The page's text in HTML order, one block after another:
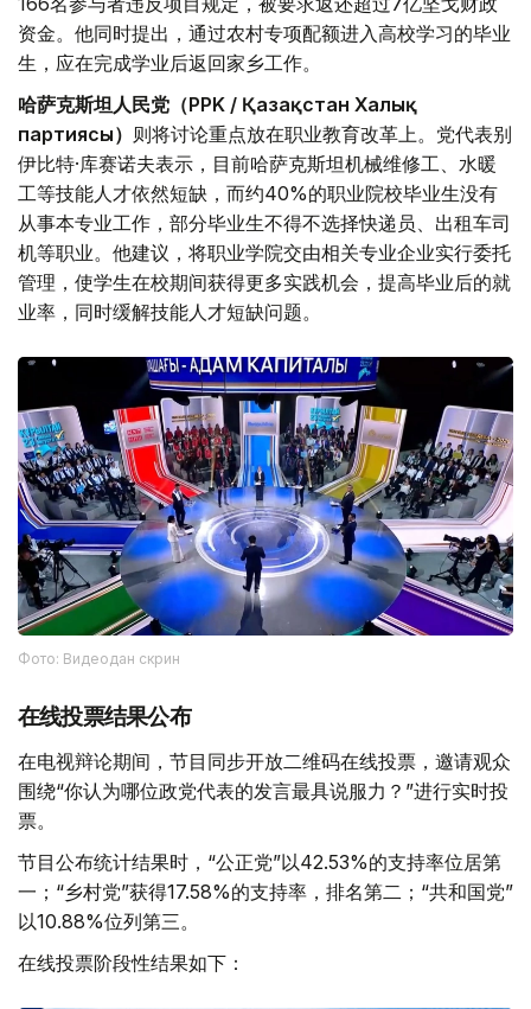
资金。他同时提出，通过农村专项配额进入高校学习的毕业
生，应在完成学业后返回家乡工作。
哈萨克斯坦人民党（PPK / Қазақстан Халық
партиясы） 则将讨论重点放在职业教育改革上。党代表别
伊比特·库赛诺夫表示，目前哈萨克斯坦机械维修工、水暖
工等技能人才依然短缺，而约40%的职业院校毕业生没有
从事本专业工作，部分毕业生不得不选择快递员、出租车司
机等职业。他建议，将职业学院交由相关专业企业实行委托
管理，使学生在校期间获得更多实践机会，提高毕业后的就
业率，同时缓解技能人才短缺问题。
Фото: Видеодан скрин
在线投票结果公布
在电视辩论期间，节目同步开放二维码在线投票，邀请观众
围绕“你认为哪位政党代表的发言最具说服力？”进行实时投
票。
节目公布统计结果时，“公正党”以42.53%的支持率位居第
一；“乡村党”获得17.58%的支持率，排名第二；“共和国党”
以10.88%位列第三。
在线投票阶段性结果如下：